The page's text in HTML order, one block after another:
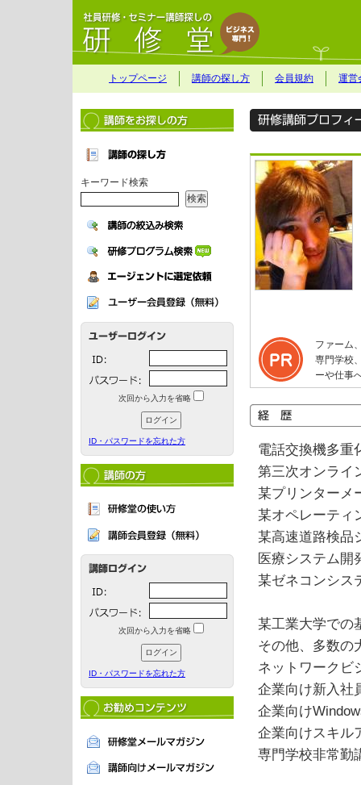
トップページ 講師の探し方 会員規約 運営
キーワード検索
次回から入力を省略
ID・パスワードを忘れた方
次回から入力を省略
ID・パスワードを忘れた方
ファーム
専門学校
ーや仕事
電話交換機多重
第三次オンライ
某プリンターメ
某オペレーティ
某高速道路検品
医療システム開
某ゼネコンシス
某工業大学での
その他、多数の
ネットワークビ
企業向け新入社
企業向け
企業向けスキル
専門学校非常勤